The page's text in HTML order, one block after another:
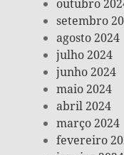
outubro
setembro
agosto 2024
julho 2024
junho 2024
maio 2024
abril 2024
março 2024
fevereiro